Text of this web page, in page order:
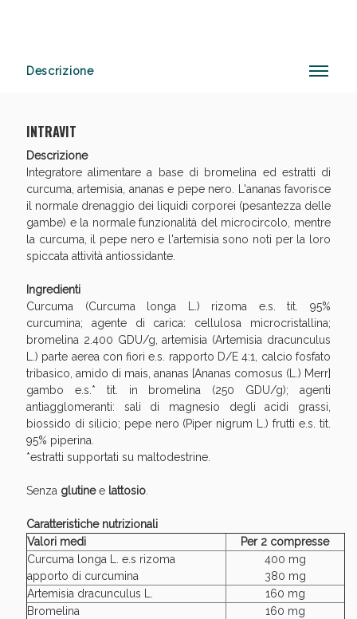
Descrizione
INTRAVIT
Descrizione
Integratore alimentare a base di bromelina ed estratti di
curcuma, artemisia, ananas e pepe nero. L'ananas favorisce
il normale drenaggio dei liquidi corporei (pesantezza delle
gambe) e la normale funzionalità del microcircolo, mentre
la curcuma, il pepe nero e l'artemisia sono noti per la loro
spiccata attività antiossidante.
Ingredienti
Curcuma (Curcuma longa L.) rizoma e.s. tit. 95%
curcumina; agente di carica: cellulosa microcristallina;
bromelina 2.400 GDU/g, artemisia (Artemisia dracunculus
L.) parte aerea con fiori e.s. rapporto D/E 4:1, calcio fosfato
tribasico, amido di mais, ananas [Ananas comosus (L.) Merr]
gambo e.s.* tit. in bromelina (250 GDU/g); agenti
antiagglomeranti: sali di magnesio degli acidi grassi,
biossido di silicio; pepe nero (Piper nigrum L.) frutti e.s. tit.
95% piperina.
*estratti supportati su maltodestrine.
Senza glutinee lattosio.
Caratteristiche nutrizionali
Valori medi
Per 2 compresse
Curcuma longa L. e.s rizoma
apporto di curcumina
400 mg
380 mg
Artemisia dracunculus L.
160 mg
Bromelina
160 mg
Vie Urinarie e Prostata: Sconti fino al 45% oggi!